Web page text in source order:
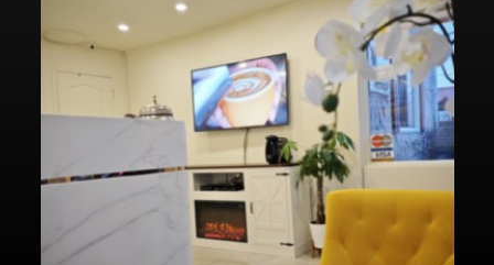
RÉSERVATIONS